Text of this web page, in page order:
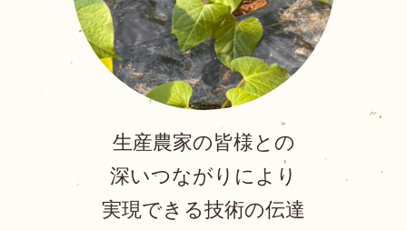
生産農家の皆様との
深いつながりにより
実現できる技術の伝達